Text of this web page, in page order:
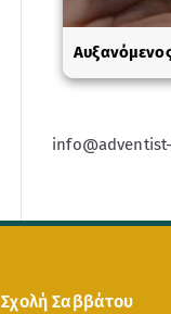
Σχολή Σαββάτου